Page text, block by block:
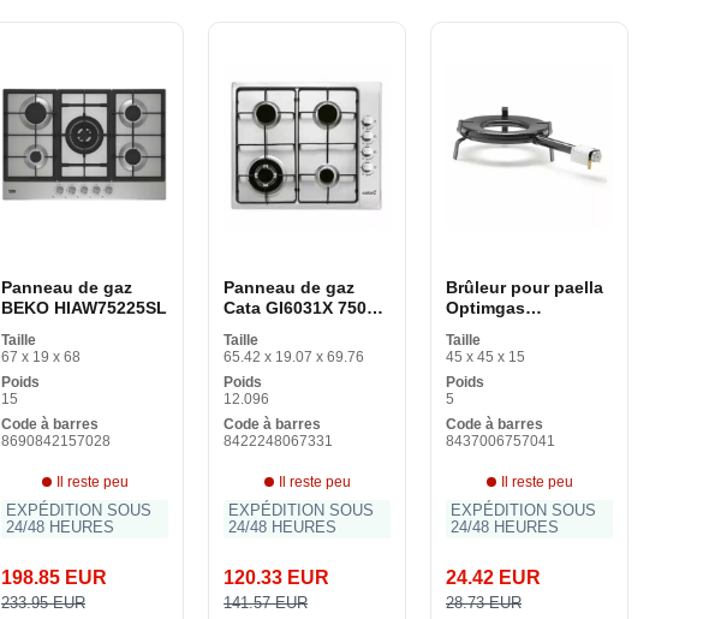
Panneau de gaz
BEKO HIAW75225SL
Taille
67 x 19 x 68
Poids
15
Code à barres
8690842157028
Il reste peu
EXPÉDITION SOUS
24/48 HEURES
198.85 EUR
233.95 EUR
Panneau de gaz
Cata GI6031X 7500
Taille
65.42 x 19.07 x 69.76
Poids
12.096
Code à barres
8422248067331
Il reste peu
EXPÉDITION SOUS
24/48 HEURES
120.33 EUR
141.57 EUR
Brûleur pour paella
Optimgas
cm)
Taille
45 x 45 x 15
Poids
5
Code à barres
8437006757041
Il reste peu
EXPÉDITION SOUS
24/48 HEURES
24.42 EUR
28.73 EUR